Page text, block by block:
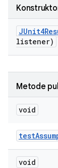
listener)
Metode
void
test
void